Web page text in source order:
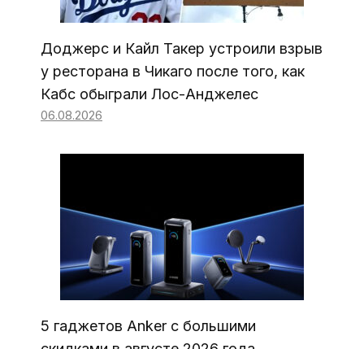
Доджерс и Кайл Такер устроили взрыв
у ресторана в Чикаго после того, как
Кабс обыграли Лос-Анджелес
06.08.2026
5 гаджетов Anker с большими